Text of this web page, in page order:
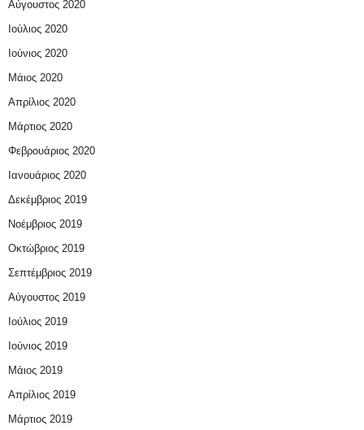
Αύγουστος 2020
Ιούλιος 2020
Ιούνιος 2020
Μάιος 2020
Απρίλιος 2020
Μάρτιος 2020
Φεβρουάριος 2020
Ιανουάριος 2020
Δεκέμβριος 2019
Νοέμβριος 2019
Οκτώβριος 2019
Σεπτέμβριος 2019
Αύγουστος 2019
Ιούλιος 2019
Ιούνιος 2019
Μάιος 2019
Απρίλιος 2019
Μάρτιος 2019